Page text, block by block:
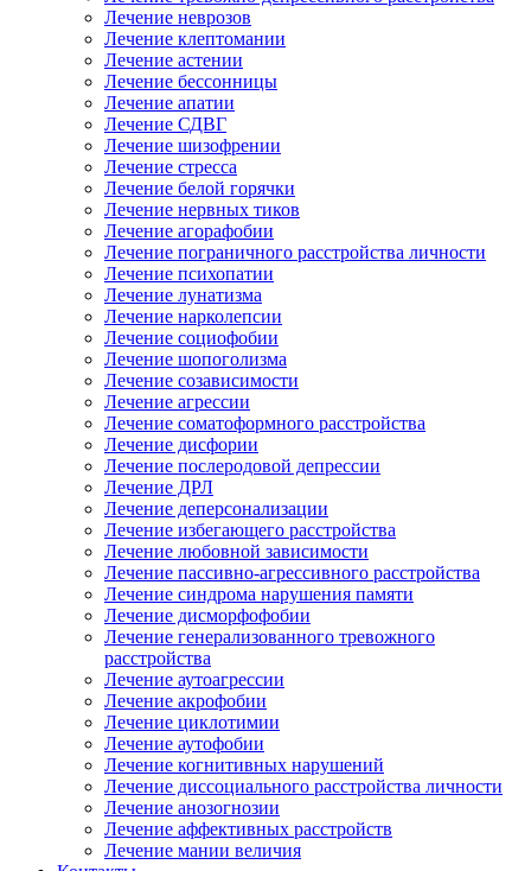
Лечение неврозов
Лечение клептомании
Лечение астении
Лечение бессонницы
Лечение апатии
Лечение СДВГ
Лечение шизофрении
Лечение стресса
Лечение белой горячки
Лечение нервных тиков
Лечение агорафобии
Лечение пограничного расстройства личности
Лечение психопатии
Лечение лунатизма
Лечение нарколепсии
Лечение социофобии
Лечение шопоголизма
Лечение созависимости
Лечение агрессии
Лечение соматоформного расстройства
Лечение дисфории
Лечение послеродовой депрессии
Лечение ДРЛ
Лечение деперсонализации
Лечение избегающего расстройства
Лечение любовной зависимости
Лечение пассивно-агрессивного расстройства
Лечение синдрома нарушения памяти
Лечение дисморфофобии
Лечение генерализованного тревожного
расстройства
Лечение аутоагрессии
Лечение акрофобии
Лечение циклотимии
Лечение аутофобии
Лечение когнитивных нарушений
Лечение диссоциального расстройства личности
Лечение анозогнозии
Лечение аффективных расстройств
Лечение мании величия